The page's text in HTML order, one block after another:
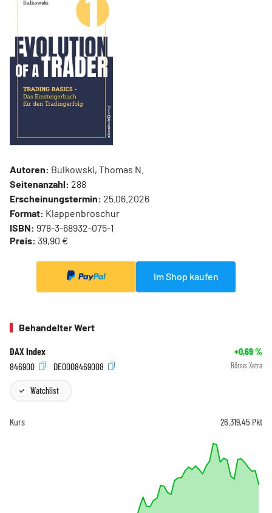
Autoren: Bulkowski, Thomas N.
Seitenanzahl: 288
Erscheinungstermin: 25.06.2026
Format: Klappenbroschur
ISBN: 978-3-68932-075-1
Preis: 39,90 €
Im Shop kaufen
Behandelter Wert
DAX Index +0,69%
846900
DE0008469008 Börse: Xetra
Watchlist
Kurs 26.319,45 Pkt